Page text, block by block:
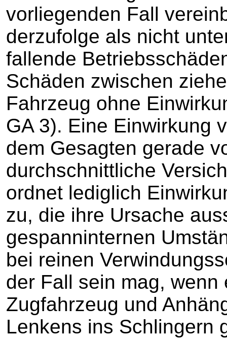
vorliegenden Fall
derzufolge als nicht
fallende
Schäden zwischen
Fahrzeug ohne
GA 3). Eine Einwirkung
dem Gesagten gerade
durchschnittliche
ordnet lediglich
zu, die ihre Ursache
gespanninternen
bei reinen
der Fall sein mag,
Zugfahrzeug und
Lenkens ins Schlingern